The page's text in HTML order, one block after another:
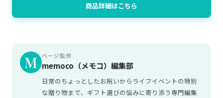
商品詳細はこちら
ページ監修
memoco（メモコ）編集部
日常のちょっとしたお祝いからライフイベントの特別
な贈り物まで、ギフト選びの悩みに寄り添う専門編集